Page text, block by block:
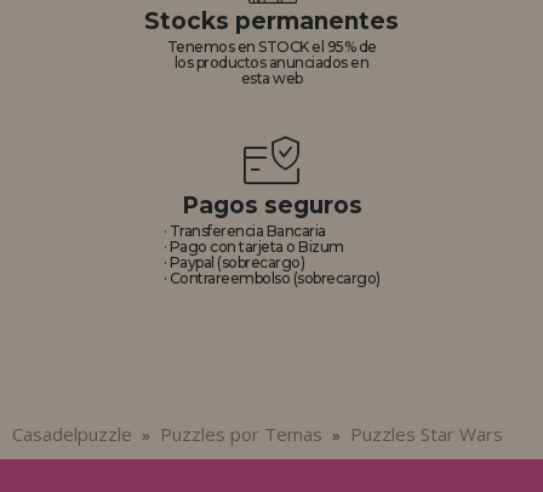
Stocks permanentes
Tenemos en STOCK el 95% de
los productos anunciados en
esta web
Pagos seguros
· Transferencia Bancaria
· Pago con tarjeta o Bizum
· Paypal (sobrecargo)
· Contrareembolso (sobrecargo)
Casadelpuzzle » Puzzles por Temas » Puzzles Star Wars